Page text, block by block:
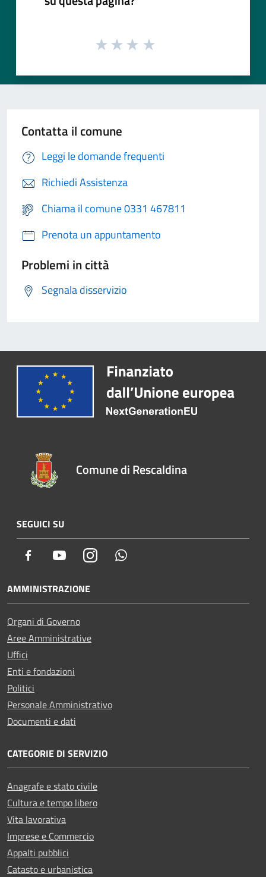
Contatta il comune
Leggi le domande frequenti
Richiedi Assistenza
Chiama il comune 0331 467811
Prenota un appuntamento
Problemi in città
Segnala disservizio
Comune di Rescaldina
SEGUICI SU
Facebook YoutubeInstagram
AMMINISTRAZIONE
Organi di Governo
Aree Amministrative
Uffici
Enti e fondazioni
Politici
Personale Amministrativo
Documenti e dati
CATEGORIE DI SERVIZIO
Anagrafe e stato civile
Cultura e tempo libero
Vita lavorativa
Imprese e Commercio
Appalti pubblici
Catasto e urbanistica